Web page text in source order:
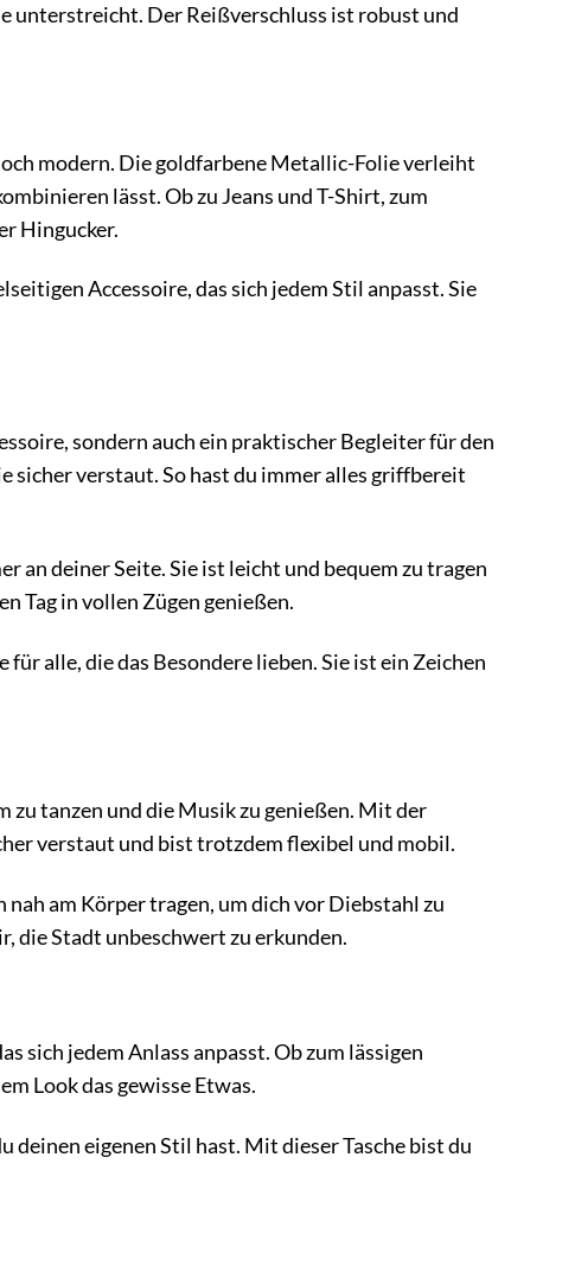
unterstreicht. Der Reißverschluss ist robust und
modern. Die goldfarbene Metallic-Folie verleiht
lässt. Ob zu Jeans und T-Shirt, zum
Hingucker.
Accessoire, das sich jedem Stil anpasst. Sie
sondern auch ein praktischer Begleiter für den
sicher verstaut. So hast du immer alles griffbereit
an deiner Seite. Sie ist leicht und bequem zu tragen
Tag in vollen Zügen genießen.
für alle, die das Besondere lieben. Sie ist ein Zeichen
zu tanzen und die Musik zu genießen. Mit der
verstaut und bist trotzdem flexibel und mobil.
am Körper tragen, um dich vor Diebstahl zu
die Stadt unbeschwert zu erkunden.
sich jedem Anlass anpasst. Ob zum lässigen
Look das gewisse Etwas.
eigenen Stil hast. Mit dieser Tasche bist du